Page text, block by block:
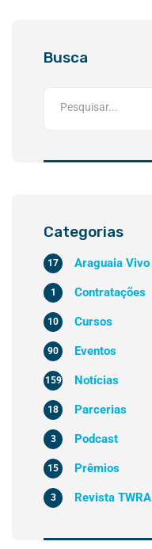
Busca
Categorias
Araguaia Vivo
17
Contratações
1
Cursos
10
Eventos
90
Notícias
159
Parcerias
18
Podcast
3
Prêmios
15
Revista TWRA
3